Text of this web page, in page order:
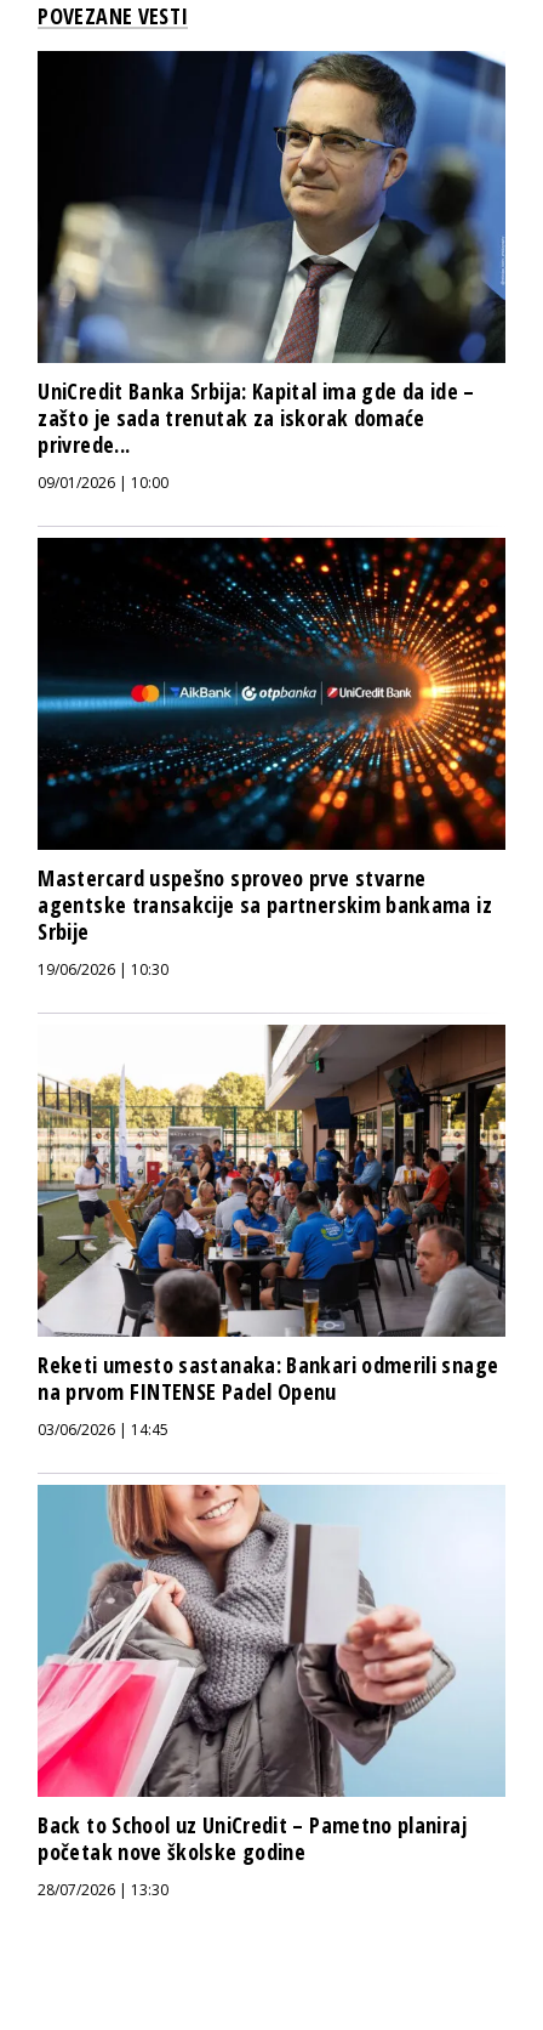
POVEZANE VESTI
UniCredit Banka Srbija: Kapital ima gde da ide –
zašto je sada trenutak za iskorak domaće
privrede...
09/01/2026 | 10:00
Mastercard uspešno sproveo prve stvarne
agentske transakcije sa partnerskim bankama iz
Srbije
19/06/2026 | 10:30
Reketi umesto sastanaka: Bankari odmerili snage
na prvom FINTENSE Padel Openu
03/06/2026 | 14:45
Back to School uz UniCredit – Pametno planiraj
početak nove školske godine
28/07/2026 | 13:30